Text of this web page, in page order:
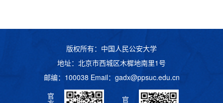
版权所有：中国人民公安大学
地址：北京市西城区木樨地南里1号
邮编：100038 Email： gadx@ppsuc.edu.cn
官
官